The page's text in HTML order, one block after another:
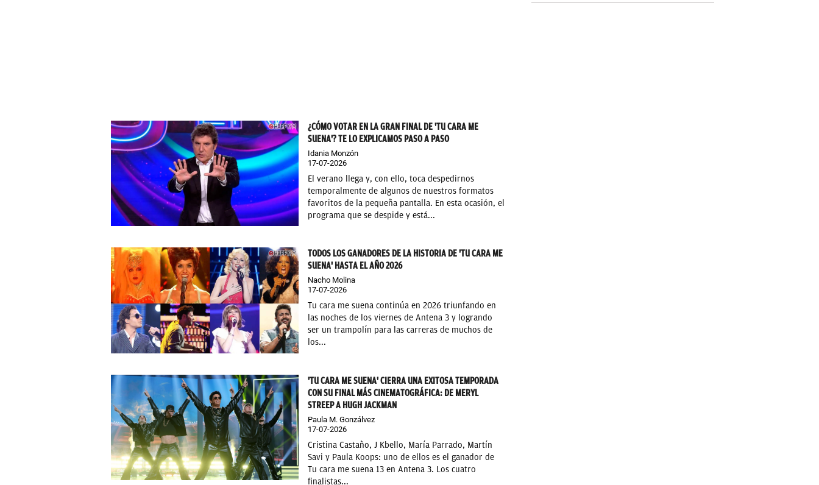
¿CÓMO VOTAR EN LA GRAN FINAL DE 'TU CARA ME
SUENA'? TE LO EXPLICAMOS PASO A PASO
Idania Monzón
17-07-2026
El verano llega y, con ello, toca despedirnos
temporalmente de algunos de nuestros formatos
favoritos de la pequeña pantalla. En esta ocasión, el
programa que se despide y está...
TODOS LOS GANADORES DE LA HISTORIA DE 'TU CARA ME
SUENA' HASTA EL AÑO 2026
Nacho Molina
17-07-2026
Tu cara me suena continúa en 2026 triunfando en
las noches de los viernes de Antena 3 y logrando
ser un trampolín para las carreras de muchos de
los...
'TU CARA ME SUENA' CIERRA UNA EXITOSA TEMPORADA
CON SU FINAL MÁS CINEMATOGRÁFICA: DE MERYL
STREEP A HUGH JACKMAN
Paula M. Gonzálvez
17-07-2026
Cristina Castaño, J Kbello, María Parrado, Martín
Savi y Paula Koops: uno de ellos es el ganador de
Tu cara me suena 13 en Antena 3. Los cuatro
finalistas...